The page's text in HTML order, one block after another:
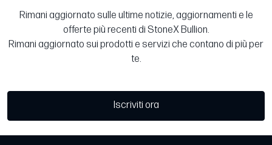
Rimani aggiornato sulle ultime notizie, aggiornamenti e le
offerte più recenti di StoneX Bullion.
Rimani aggiornato sui prodotti e servizi che contano di più per
te.
Iscriviti ora